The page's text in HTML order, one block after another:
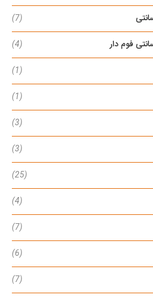
(7)
(4)
(1)
(1)
(3)
(3)
(25)
(4)
(7)
(6)
(7)